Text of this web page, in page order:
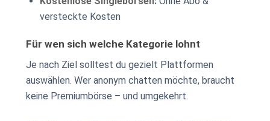
versteckte Kosten
Für wen sich welche Kategorie lohnt
Je nach Ziel solltest du gezielt Plattformen
auswählen. Wer anonym chatten möchte, braucht
keine Premiumbörse – und umgekehrt.